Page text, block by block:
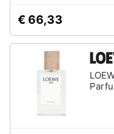
donna
Alien
profumo
profumo
€ 66,33